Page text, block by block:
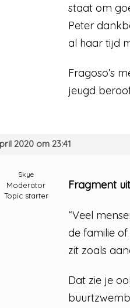
staat om
Peter
al haar tijd
Fragoso’s
jeugd
2020 om 23:41
Skye
Moderator
Topic starter
Fragment
“Veel
de familie
zit zoals
Dat zie je